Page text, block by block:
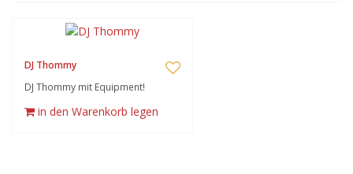
DJ Thommy
DJ Thommy mit Equipment!
in den Warenkorb legen